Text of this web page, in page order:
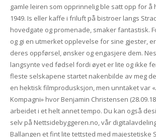
gamle leiren som opprinnelig ble satt opp for å
1949. Is eller kaffe i friluft på bistroer langs
hovedgate og promenade, smaker fantastisk.
og gi en utmerket opplevelse for sine gjester,
deres oppførsel, ønsker og engasjere dem.
langsynte ved fødsel fordi øyet er lite og ikke
fleste selskapene startet nakenbilde av meg
en hektisk filmprodusksjon, men unntaket var
Kompagni» hvor Benjamin Christensen
arbeidet i et helt annet tempo. Du kan også
selv på Nettsidebyggeren.no, vår
Ballangen et fint lite tettsted med majestetiske